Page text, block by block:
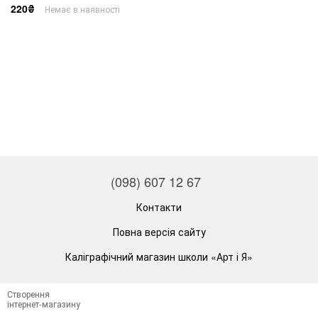
220₴ Немає в наявності
(098) 607 12 67
Контакти
Повна версія сайту
Каліграфічний магазин школи «Арт і Я»
Створення
інтернет-магазину